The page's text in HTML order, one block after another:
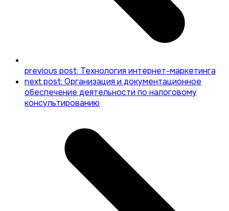
previous post: Технология интернет-маркетинга
next post: Организация и документационное
обеспечение деятельности по налоговому
консультированию